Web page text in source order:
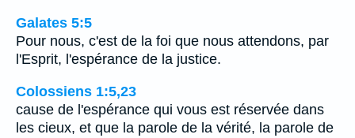
Galates 5:5
Pour nous, c'est de la foi que nous attendons, par
l'Esprit, l'espérance de la justice.
Colossiens 1:5,23
cause de l'espérance qui vous est réservée dans
les cieux, et que la parole de la vérité, la parole de